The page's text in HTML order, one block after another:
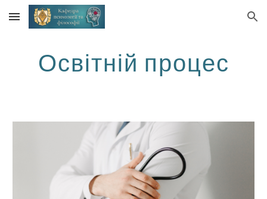
Skip to main content Skip to navigation
Освітній процес